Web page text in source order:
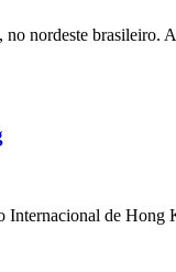
nordeste
de